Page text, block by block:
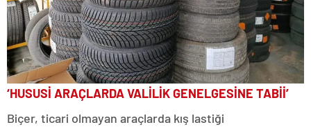
‘HUSUSİ ARAÇLARDA VALİLİK GENELGESİNE TABİİ’
Biçer, ticari olmayan araçlarda kış lastiği